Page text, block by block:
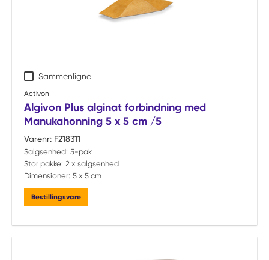
Sammenligne
Activon
Algivon Plus alginat forbindning med
Manukahonning 5 x 5 cm /5
Varenr: F218311
Salgsenhed: 5-pak
Stor pakke: 2 x salgsenhed
Dimensioner: 5 x 5 cm
Bestillingsvare